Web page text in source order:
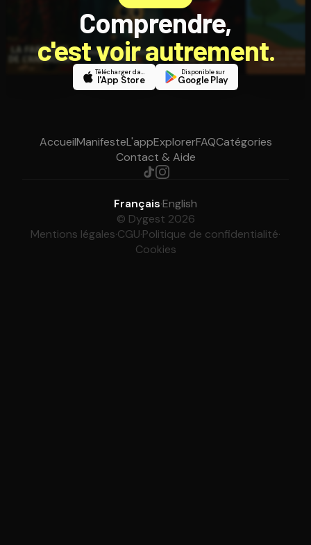
Comprendre,
c'est voir autrement.
Télécharger dans
l'App Store
Disponible sur
Google Play
AccueilManifesteL'appExplorerFAQCatégories
Contact & Aide
Français·English
© Dygest 2026
Mentions légales·CGU·Politique de confidentialité·
Cookies